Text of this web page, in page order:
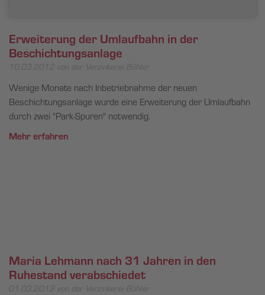
Erweiterung der Umlaufbahn in der
Beschichtungsanlage
10.03.2012 von der Verzinkerei Bühler
Wenige Monate nach Inbetriebnahme der neuen
Beschichtungsanlage wurde eine Erweiterung der Umlaufbahn
durch zwei "Park-Spuren" notwendig.
Mehr erfahren
Maria Lehmann nach 31 Jahren in den
Ruhestand verabschiedet
01.03.2012 von der Verzinkerei Bühler